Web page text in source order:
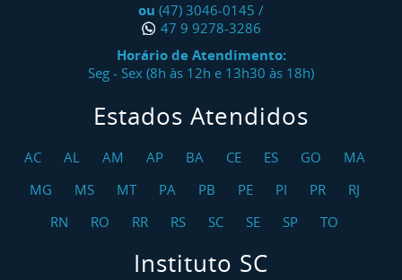
ou (47) 3046-0145 /
47 9 9278-3286
Horário de Atendimento:
Seg - Sex (8h às 12h e 13h30 às 18h)
Estados Atendidos
AC AL AM AP BA CE ES GO
MA
MG
MS MT PA PB PE PI PR
RJ
RN
RO RR RS SC SE SP TO
Instituto SC